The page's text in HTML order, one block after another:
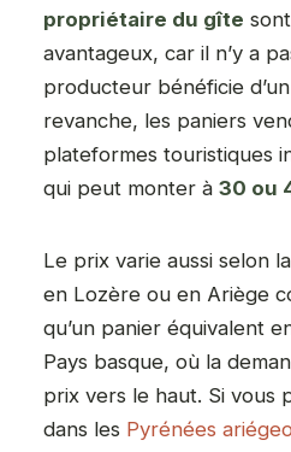
propriétaire du gîte
avantageux, car il n’y a
producteur bénéficie
revanche, les paniers
plateformes touristiques
qui peut monter à 30 ou
Le prix varie aussi selon la
en Lozère ou en Ariège
qu’un panier équivalent
Pays basque, où la
prix vers le haut. Si vous
dans les Pyrénées